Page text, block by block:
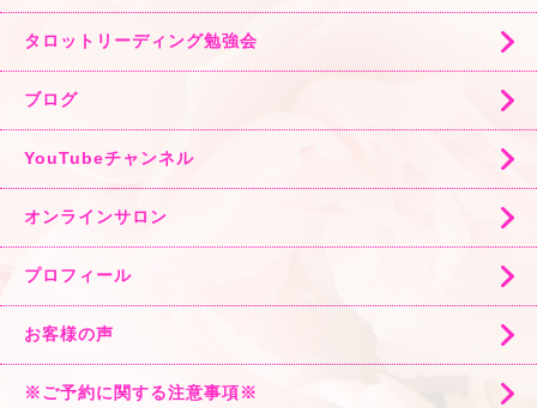
タロットリーディング勉強会
ブログ
YouTubeチャンネル
オンラインサロン
プロフィール
お客様の声
※ご予約に関する注意事項※